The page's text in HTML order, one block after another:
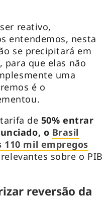
reativo,
entendemos, nesta
se precipitará em
para que elas não
uma
é o
de 50% entrar
o Brasil
110 mil empregos
sobre o PIB
reversão da